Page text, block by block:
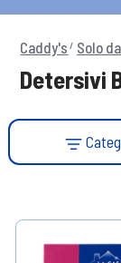
Caddy's Solo
Detersivi